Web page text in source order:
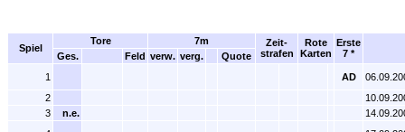
Spiel
Tore 7m
Zeit-
strafen
Rote
Karten
Erste
7 *
Ges. Feld verw. verg.
Quote
1
AD
2
3
n.e.